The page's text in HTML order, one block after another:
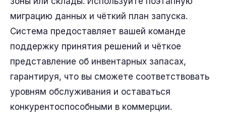
миграцию данных и чёткий план запуска.
Система предоставляет вашей команде
поддержку принятия решений и чёткое
представление об инвентарных запасах,
гарантируя, что вы сможете соответствовать
уровням обслуживания и оставаться
конкурентоспособными в коммерции.